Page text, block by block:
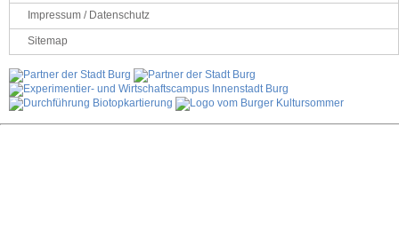
Impressum / Datenschutz
Sitemap